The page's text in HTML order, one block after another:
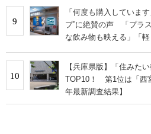
9
「何度も購入していま
プ”に絶賛の声 「プラ
な飲み物も映える」「軽
10
【兵庫県版】「住みた
TOP10！ 第1位は「西
年最新調査結果】